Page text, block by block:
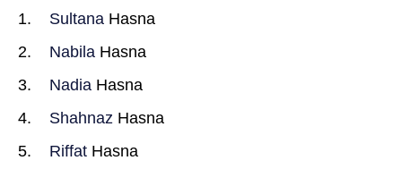
Sultana Hasna
Nabila Hasna
Nadia Hasna
Shahnaz Hasna
Riffat Hasna